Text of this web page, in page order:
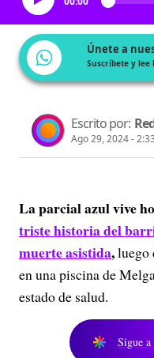
Únete a
Suscríbete y lee
Escrito por:
Ago 29, 2024 -
La parcial azul vive
triste historia del
muerte asistida,luego
en una piscina de
estado de salud.
Sigue a